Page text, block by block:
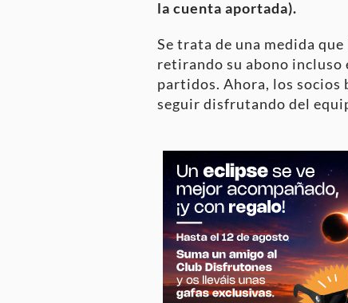
la cuenta aportada).
Se trata de una medida
retirando su abono incluso
partidos. Ahora, los socios
seguir disfrutando del